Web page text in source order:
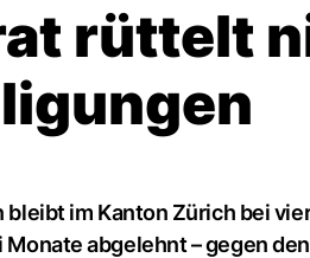
rüttelt
im Kanton Zürich bei
abgelehnt – gegen